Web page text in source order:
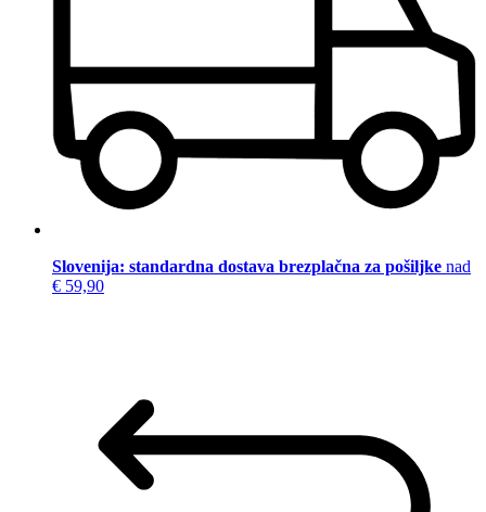
Slovenija: standardna dostava brezplačna za pošiljke nad
€ 59,90